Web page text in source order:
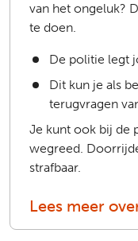
van het ongeluk?
te doen.
De politie legt
Dit kun je als
terugvragen
Je kunt ook bij de
wegreed.
strafbaar.
Lees meer